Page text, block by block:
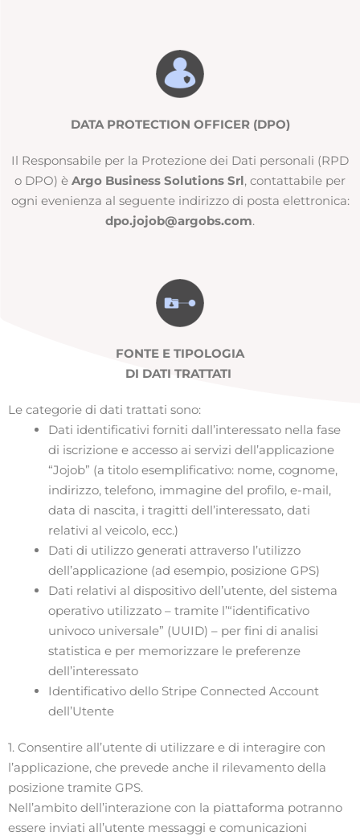
DATA PROTECTION OFFICER (DPO)
Il Responsabile per la Protezione dei Dati personali (RPD
o DPO) è Argo Business Solutions Srl, contattabile per
ogni evenienza al seguente indirizzo di posta elettronica:
dpo.jojob@argobs.com.
FONTE E TIPOLOGIA
DI DATI TRATTATI
Le categorie di dati trattati sono:
Dati identificativi forniti dall’interessato nella fase
di iscrizione e accesso ai servizi dell’applicazione
“Jojob” (a titolo esemplificativo: nome, cognome,
indirizzo, telefono, immagine del profilo, e-mail,
data di nascita, i tragitti dell’interessato, dati
relativi al veicolo, ecc.)
Dati di utilizzo generati attraverso l’utilizzo
dell’applicazione (ad esempio, posizione GPS)
Dati relativi al dispositivo dell’utente, del sistema
operativo utilizzato – tramite l’“identificativo
univoco universale” (UUID) – per fini di analisi
statistica e per memorizzare le preferenze
dell’interessato
Identificativo dello Stripe Connected Account
dell’Utente
1. Consentire all’utente di utilizzare e di interagire con
l’applicazione, che prevede anche il rilevamento della
posizione tramite GPS.
Nell’ambito dell’interazione con la piattaforma potranno
essere inviati all’utente messaggi e comunicazioni